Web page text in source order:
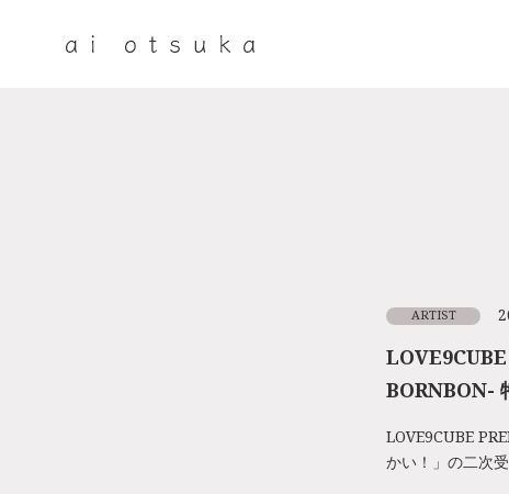
ARTIST
BORNBON-
LOVE9CUBE
かい！」の二次